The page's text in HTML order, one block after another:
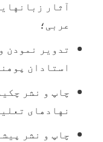
آثار
عربی؛
تدویر نمودن
استادان
چاپ و نشر
نهادهای
چاپ و نشر